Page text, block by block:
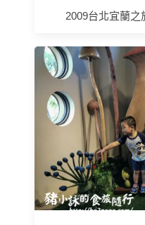
2009台北宜蘭